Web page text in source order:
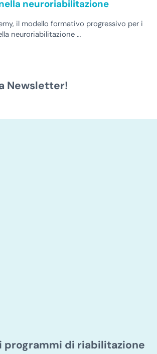
neuroriabilitazione
il modello formativo progressivo per i
neuroriabilitazione …
Newsletter!
programmi di riabilitazione